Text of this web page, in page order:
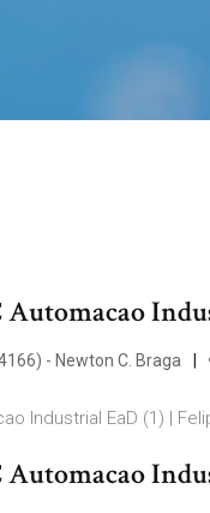
- Newton C. Braga
Industrial EaD (1) |